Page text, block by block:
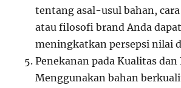
tentang asal-usul bahan,
atau filosofi brand Anda dapat
meningkatkan persepsi nilai
Penekanan pada Kualitas
Menggunakan bahan